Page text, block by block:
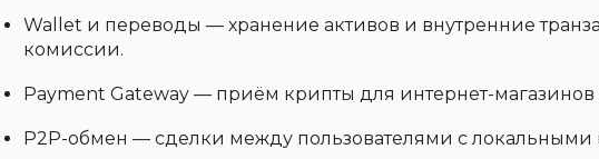
Wallet и переводы — хранение активов и внутренние
комиссии.
Payment Gateway — приём крипты для интернет-
P2P-обмен — сделки между пользователями с локальными